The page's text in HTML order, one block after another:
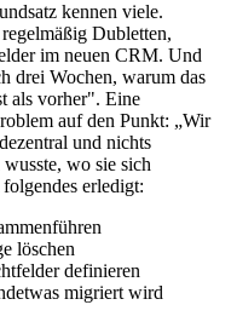
kennen viele.
Dubletten,
im neuen CRM. Und
drei Wochen, warum das
als vorher". Eine
auf den Punkt: „Wir
und nichts
wo sie sich
erledigt:
löschen
definieren
migriert wird